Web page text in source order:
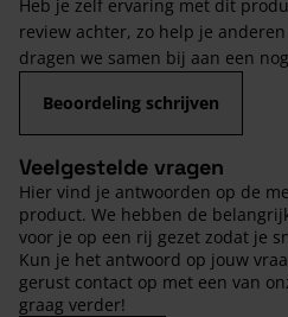
Heb je zelf ervaring met dit
review achter, zo help je
dragen we samen bij aan een
Beoordeling schrijven
Veelgestelde vragen
Hier vind je antwoorden op de
product. We hebben de
voor je op een rij gezet zodat je
Kun je het antwoord op jouw
gerust contact op met een van
graag verder!